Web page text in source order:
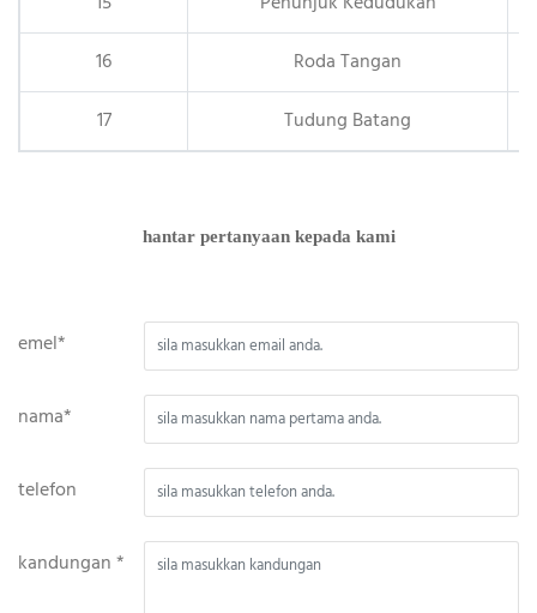
16
Roda Tangan
17
Tudung Batang
hantar pertanyaan kepada kami
emel*
nama*
telefon
kandungan *